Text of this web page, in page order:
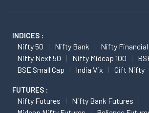
INDICES :
Nifty 50 Nifty Bank
Nifty
Nifty Next 50
Nifty Midcap 100
BSE Small Cap
India Vix Gift Nifty
FUTURES :
Nifty Futures
Nifty Bank Futures